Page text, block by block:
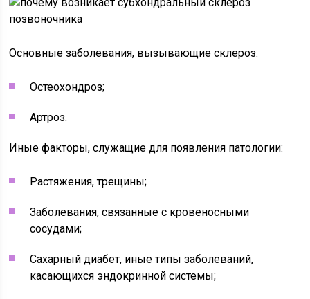
Основные заболевания, вызывающие склероз:
Остеохондроз;
Артроз.
Иные факторы, служащие для появления патологии:
Растяжения, трещины;
Заболевания, связанные с кровеносными
сосудами;
Сахарный диабет, иные типы заболеваний,
касающихся эндокринной системы;